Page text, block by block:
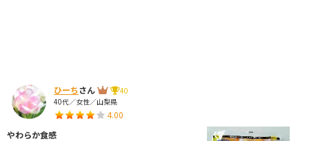
ひーちさん
40
40代／女性／山梨県
4.00
やわらか食感